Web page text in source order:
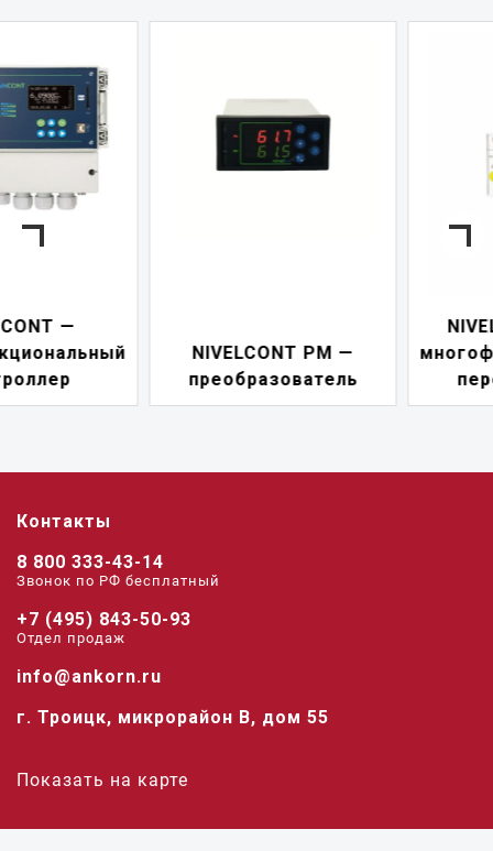
NIVELCONT PM —
преобразователь
NIVELCONT PKK —
переключатель
Контакты
8 800 333-43-14
Звонок по РФ беcплатный
+7 (495) 843-50-93
Отдел продаж
info@ankorn.ru
г. Троицк, микрорайон В, дом 55
Показать на карте